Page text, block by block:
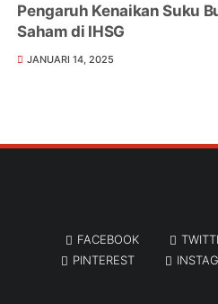
Pengaruh Kenaikan Suku
Saham di IHSG
JANUARI 14, 2025
FACEBOOK
PINTEREST